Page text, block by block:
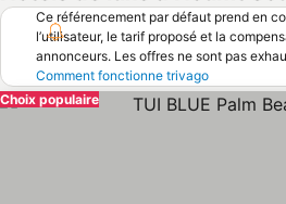
Ce référencement par défaut prend en
l’utilisateur, le tarif proposé et la
annonceurs. Les offres ne sont pas
Comment fonctionne trivago
Choix populaire